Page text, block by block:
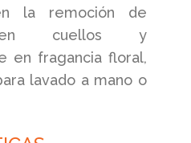
la remoción de
en cuellos y
en fragancia floral,
lavado a mano o